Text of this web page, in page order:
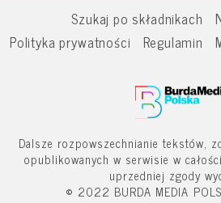
Szukaj po składnikach
Polityka prywatności
Regulamin
Dalsze rozpowszechnianie tekstów,
opublikowanych w serwisie w
uprzedniej zgody
© 2022 BURDA MEDIA